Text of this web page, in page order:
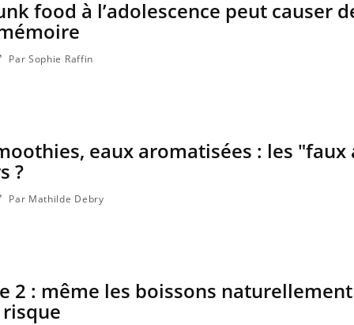
food à l’adolescence peut causer
Par Sophie Raffin
eaux aromatisées : les "faux
?
Par Mathilde Debry
2 : même les boissons